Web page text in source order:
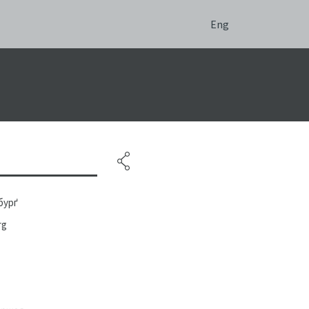
Eng